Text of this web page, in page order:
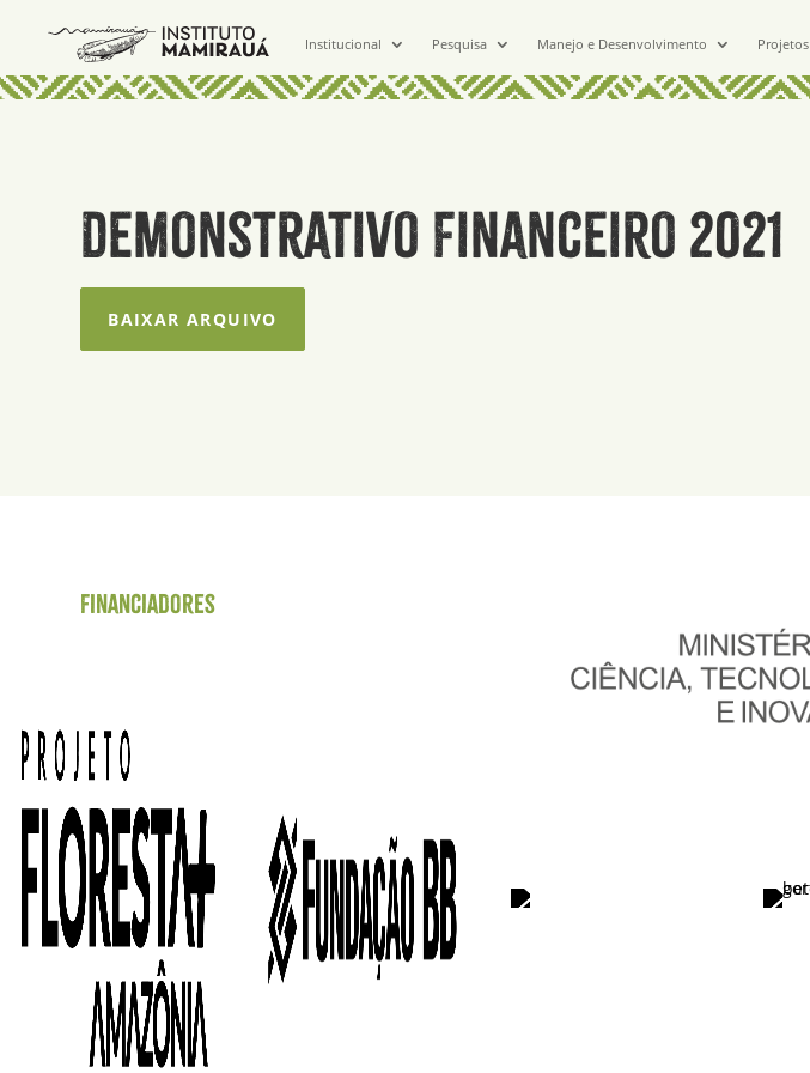
Institucional Pesquisa Manejo e Desenvolvimento Projetos
Demonstrativo Financeiro 2021
BAIXAR ARQUIVO
Financiadores